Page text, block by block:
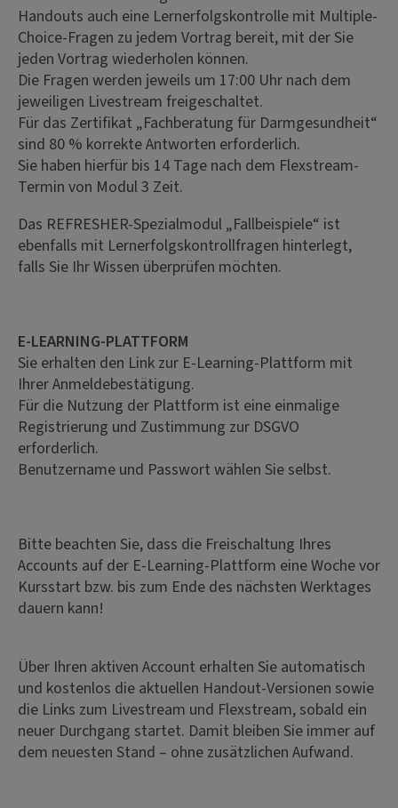
Handouts auch eine Lernerfolgskontrolle mit Multiple-
Choice-Fragen zu jedem Vortrag bereit, mit der Sie
jeden Vortrag wiederholen können.
Die Fragen werden jeweils um 17:00 Uhr nach dem
jeweiligen Livestream freigeschaltet.
Für das Zertifikat „Fachberatung für Darmgesundheit“
sind 80 % korrekte Antworten erforderlich.
Sie haben hierfür bis 14 Tage nach dem Flexstream-
Termin von Modul 3 Zeit.
Das REFRESHER-Spezialmodul „Fallbeispiele“ ist
ebenfalls mit Lernerfolgskontrollfragen hinterlegt,
falls Sie Ihr Wissen überprüfen möchten.
E-LEARNING-PLATTFORM
Sie erhalten den Link zur E-Learning-Plattform mit
Ihrer Anmeldebestätigung.
Für die Nutzung der Plattform ist eine einmalige
Registrierung und Zustimmung zur DSGVO
erforderlich.
Benutzername und Passwort wählen Sie selbst.
Bitte beachten Sie, dass die Freischaltung Ihres
Accounts auf der E-Learning-Plattform eine Woche vor
Kursstart bzw. bis zum Ende des nächsten Werktages
dauern kann!
Über Ihren aktiven Account erhalten Sie automatisch
und kostenlos die aktuellen Handout-Versionen sowie
die Links zum Livestream und Flexstream, sobald ein
neuer Durchgang startet. Damit bleiben Sie immer auf
dem neuesten Stand – ohne zusätzlichen Aufwand.